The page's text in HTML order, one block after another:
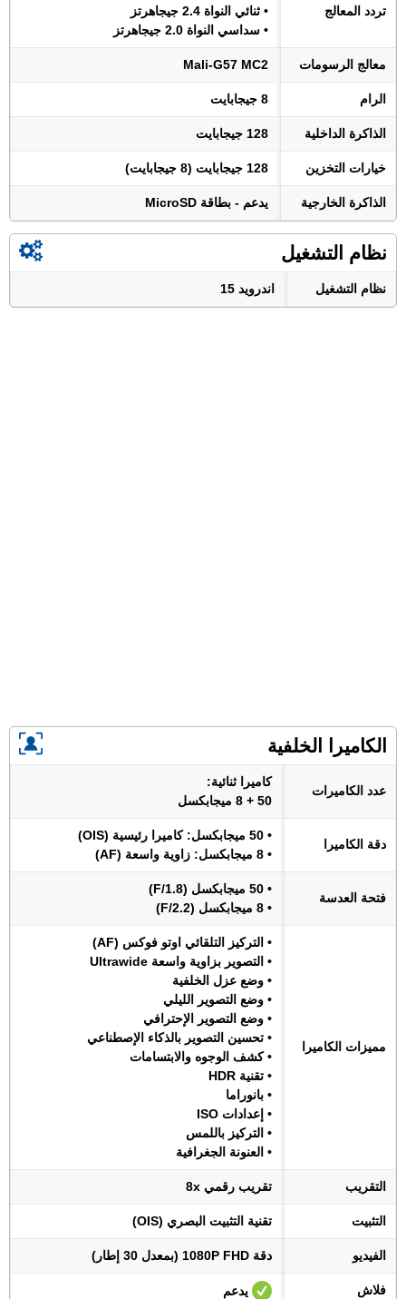
تردد المعالج
• ثنائي النواة 2.4 جيجاهرتز
• سداسي النواة 2.0 جيجاهرتز
معالج الرسومات Mali-G57 MC2
الرام 8 جيجابايت
الذاكرة الداخلية 128 جيجابايت
خيارات التخزين 128 جيجابايت (8 جيجابايت)
الذاكرة الخارجية يدعم - بطاقة MicroSD
نظام التشغيل
نظام التشغيل اندرويد 15
الكاميرا الخلفية
عدد الكاميرات
كاميرا ثنائية:
50 + 8 ميجابكسل
دقة الكاميرا
• 50 ميجابكسل: كاميرا رئيسية (OIS)
• 8 ميجابكسل: زاوية واسعة (AF)
فتحة العدسة
• 50 ميجابكسل (F/1.8)
• 8 ميجابكسل (F/2.2)
مميزات الكاميرا
• التركيز التلقائي اوتو فوكس (AF)
• التصوير بزاوية واسعة Ultrawide
• وضع عزل الخلفية
• وضع التصوير الليلي
• وضع التصوير الإحترافي
• تحسين التصوير بالذكاء الإصطناعي
• كشف الوجوه والابتسامات
• تقنية HDR
• بانوراما
• إعدادات ISO
• التركيز باللمس
• العنونة الجغرافية
التقريب تقريب رقمي 8x
التثبيت تقنية التثبيت البصري (OIS)
الفيديو دقة 1080P FHD (بمعدل 30 إطار)
فلاش يدعم